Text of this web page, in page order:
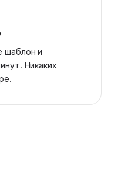
шаблон и
Никаких